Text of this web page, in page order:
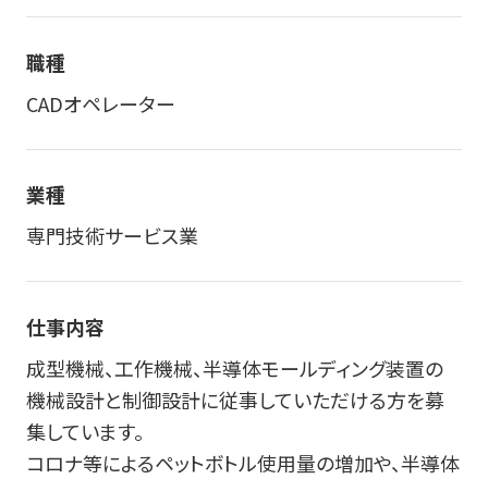
職種
CADオペレーター
業種
専門技術サービス業
仕事内容
成型機械、工作機械、半導体モールディング装置の
機械設計と制御設計に従事していただける方を募
集しています。
コロナ等によるペットボトル使用量の増加や、半導体